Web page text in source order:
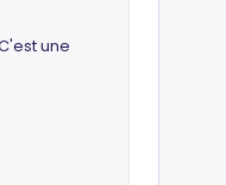
une